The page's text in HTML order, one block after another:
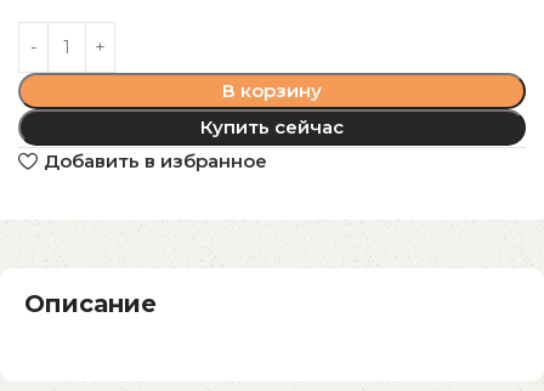
В корзину
Купить сейчас
Добавить в избранное
Описание